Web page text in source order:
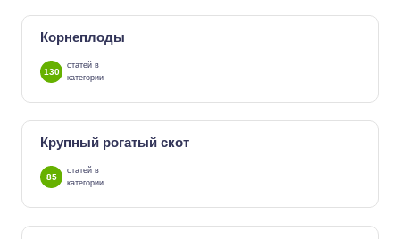
Корнеплоды
130
статей в
категории
Крупный рогатый скот
85
статей в
категории